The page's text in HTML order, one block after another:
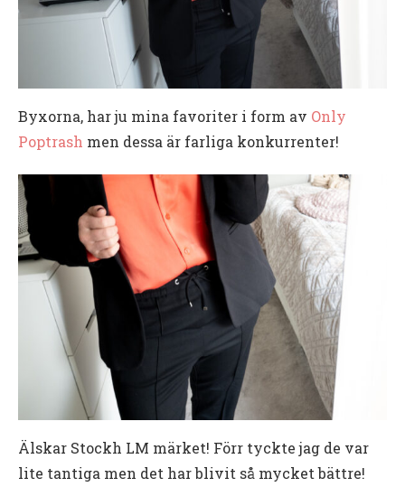
Byxorna, har ju mina favoriter i form av Only
Poptrash men dessa är farliga konkurrenter!
Älskar Stockh LM märket! Förr tyckte jag de var
lite tantiga men det har blivit så mycket bättre!